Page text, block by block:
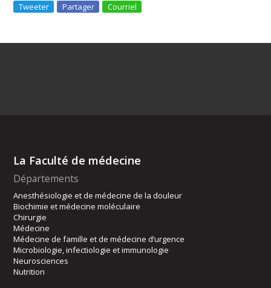
Tweeter Partager Courriel
La Faculté de médecine
Départements
Anesthésiologie et de médecine de la douleur
Biochimie et médecine moléculaire
Chirurgie
Médecine
Médecine de famille et de médecine d’urgence
Microbiologie, infectiologie et immunologie
Neurosciences
Nutrition